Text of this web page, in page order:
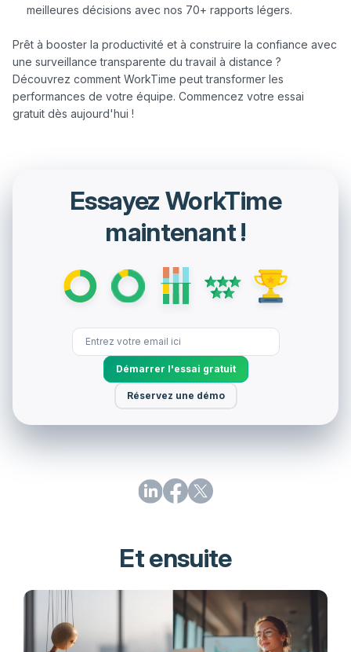
meilleures décisions avec nos 70+ rapports légers.
Prêt à booster la productivité et à construire la confiance avec
une surveillance transparente du travail à distance ?
Découvrez comment WorkTime peut transformer les
performances de votre équipe. Commencez votre essai
Essayez WorkTime
maintenant !
Démarrer l'essai gratuit
Réservez une démo
Et ensuite